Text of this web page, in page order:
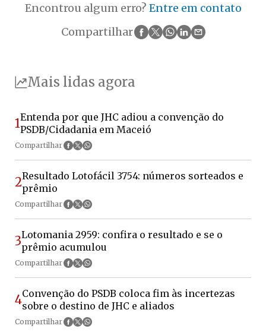
Encontrou algum erro? Entre em contato
Compartilhar
Mais lidas agora
1Entenda por que JHC adiou a convenção do
PSDB/Cidadania em Maceió
Compartilhar
2Resultado Lotofácil 3754: números sorteados e
prêmio
Compartilhar
3Lotomania 2959: confira o resultado e se o
prêmio acumulou
Compartilhar
4Convenção do PSDB coloca fim às incertezas
sobre o destino de JHC e aliados
Compartilhar